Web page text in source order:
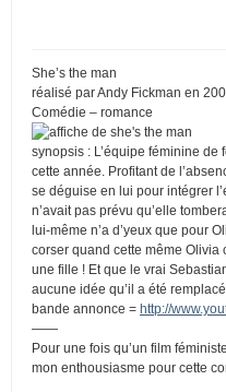
She’s the man
réalisé par Andy Fickman en
Comédie – romance
synopsis : L’équipe féminine de
cette année. Profitant de
se déguise en lui pour intégrer
n’avait pas prévu qu’elle
lui-même n’a d’yeux que pour
corser quand cette même
une fille ! Et que le vrai
aucune idée qu’il a été
bande annonce = http://
——
Pour une fois qu’un film
mon enthousiasme pour cette